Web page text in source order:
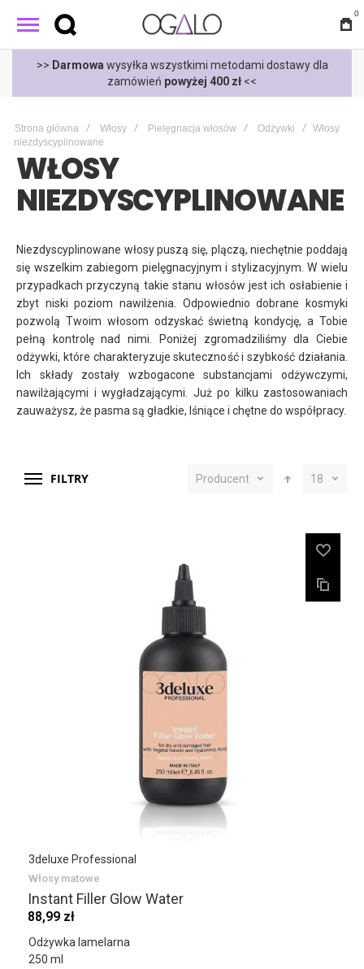
0
>> Darmowa wysyłka wszystkimi metodami dostawy dla
zamówień powyżej 400 zł <<
Strona główna Włosy Pielęgnacja włosów Odżywki
Włosy
niezdyscyplinowane
WŁOSY
NIEZDYSCYPLINOWANE
Niezdyscyplinowane włosy puszą się, plączą, niechętnie poddają
się wszelkim zabiegom pielęgnacyjnym i stylizacyjnym. W wielu
przypadkach przyczyną takie stanu włosów jest ich osłabienie i
zbyt niski poziom nawilżenia. Odpowiednio dobrane kosmyki
pozwolą Twoim włosom odzyskać świetną kondycję, a Tobie
pełną kontrolę nad nimi. Poniżej zgromadziliśmy dla Ciebie
odżywki, które charakteryzuje skuteczność i szybkość działania.
Ich składy zostały wzbogacone substancjami odżywczymi,
nawilżającymi i wygładzającymi. Już po kilku zastosowaniach
zauważysz, że pasma są gładkie, lśniące i chętne do współpracy.
FILTRY Producent 18
3deluxe Professional
Włosy matowe
Instant Filler Glow Water
88,99 zł
Odżywka lamelarna
250 ml